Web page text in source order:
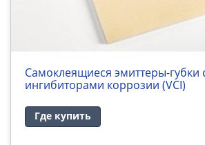
Самоклеящиеся эмиттеры-губки
ингибиторами коррозии (VCI)
Где купить